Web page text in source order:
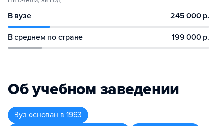
В вузе 245 000 р.
В среднем по стране 199 000 р.
Об учебном заведении
Вуз основан в 1993